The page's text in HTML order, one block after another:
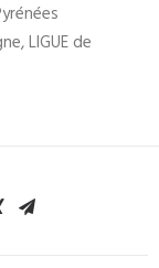
LIGUE de